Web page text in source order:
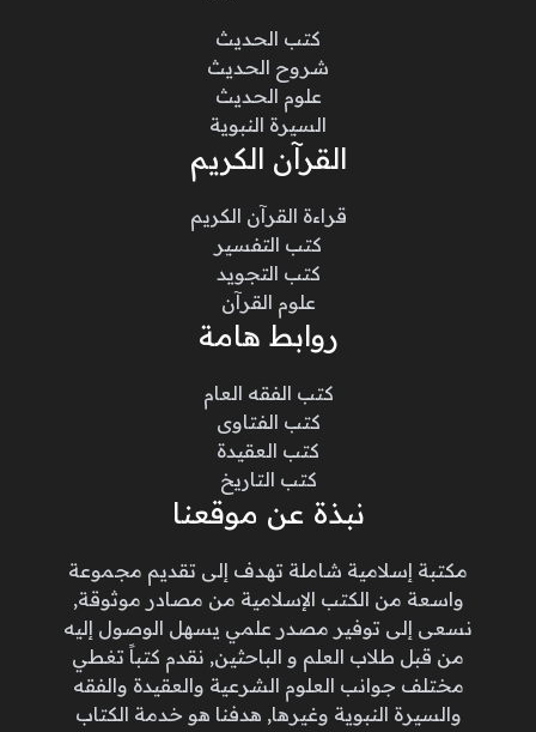
كتب الحديث
شروح الحديث
علوم الحديث
السيرة النبوية
القرآن الكريم
قراءة القرآن الكريم
كتب التفسير
كتب التجويد
علوم القرآن
روابط هامة
كتب الفقه العام
كتب الفتاوى
كتب العقيدة
كتب التاريخ
نبذة عن موقعنا
مكتبة إسلامية شاملة تهدف إلى تقديم مجموعة
واسعة من الكتب الإسلامية من مصادر موثوقة,
نسعى إلى توفير مصدر علمي يسهل الوصول إليه
من قبل طلاب العلم و الباحثين, نقدم كتباً تغطي
مختلف جوانب العلوم الشرعية والعقيدة والفقه
والسيرة النبوية وغيرها, هدفنا هو خدمة الكتاب